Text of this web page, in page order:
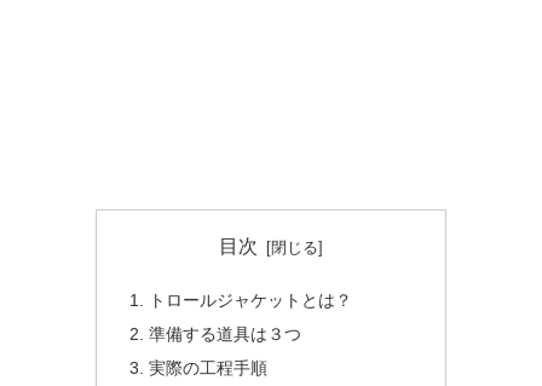
目次
トロールジャケットとは？
準備する道具は３つ
実際の工程手順